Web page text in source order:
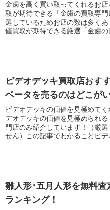
金歯を高く買い取ってくれるお
取が期待できる「金歯の買取専
選しているためお店の数は多く
値買取が期待できる厳選「金歯の
ビデオデッキ買取店おす
ベータを売るのはどこが
ビデオデッキの価値を見極めて
デオデッキの価値を見極められ
門店のみ紹介しています！（厳
せん）この記事でわかることビ
雛人形･五月人形を無料
ランキング！